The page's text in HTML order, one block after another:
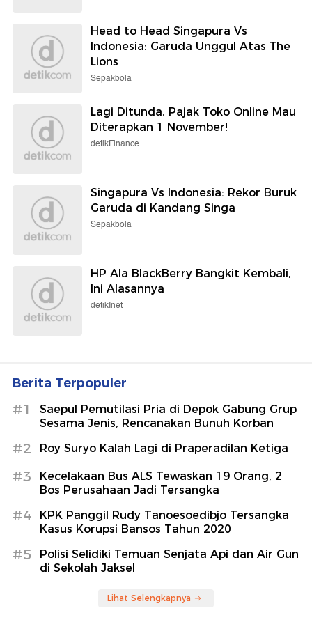
Head to Head Singapura Vs
Indonesia: Garuda Unggul Atas The
Lions
Sepakbola
Lagi Ditunda, Pajak Toko Online Mau
Diterapkan 1 November!
detikFinance
Singapura Vs Indonesia: Rekor Buruk
Garuda di Kandang Singa
Sepakbola
HP Ala BlackBerry Bangkit Kembali,
Ini Alasannya
detikInet
Berita Terpopuler
#1
Saepul Pemutilasi Pria di Depok Gabung Grup
Sesama Jenis, Rencanakan Bunuh Korban
#2 Roy Suryo Kalah Lagi di Praperadilan Ketiga
#3
Kecelakaan Bus ALS Tewaskan 19 Orang, 2
Bos Perusahaan Jadi Tersangka
#4
KPK Panggil Rudy Tanoesoedibjo Tersangka
Kasus Korupsi Bansos Tahun 2020
#5
Polisi Selidiki Temuan Senjata Api dan Air Gun
di Sekolah Jaksel
Lihat Selengkapnya